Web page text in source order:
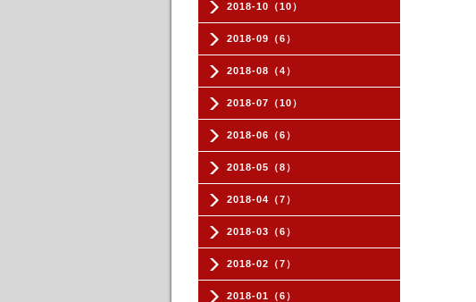
2018-10（10）
2018-09（6）
2018-08（4）
2018-07（10）
2018-06（6）
2018-05（8）
2018-04（7）
2018-03（6）
2018-02（7）
2018-01（6）